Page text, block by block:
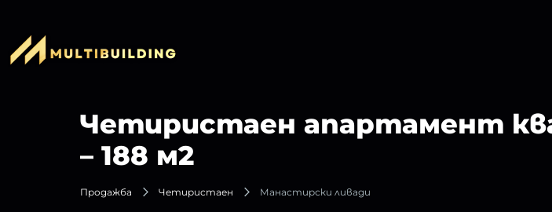
Четиристаен апартамент
– 188 м2
Продажба Четиристаен Манастирски ливади